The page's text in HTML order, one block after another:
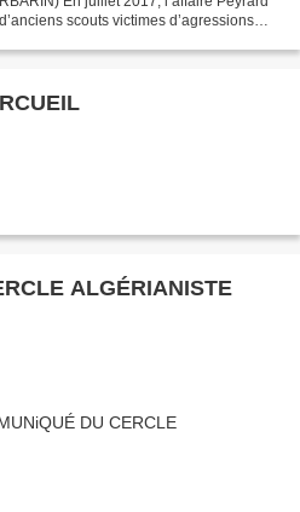
scouts victimes d’agressions
ALGÉRIANISTE